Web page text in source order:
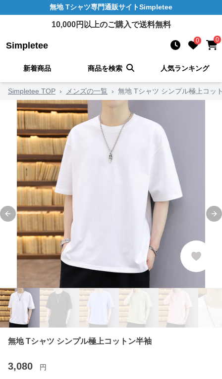
無地 Tシャツ専門通販サイトSimpletee
10,000円以上のご購入で送料無料
Simpletee 0 0
新着商品 商品を検索 人気ランキング
Simpletee TOP › メンズの一覧 › 無地 Tシャツ シンプル極上コッ
Previous slide
無地 Tシャツ シンプル極上コットン半袖
3,080 円